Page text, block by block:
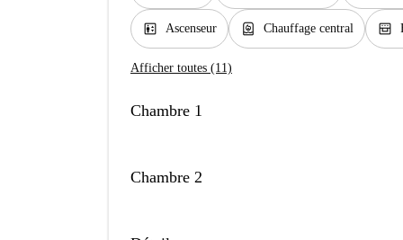
elevator Ascenseur water_heater Chauffage central oven_gen
Afficher toutes (11)
Chambre 1
Chambre 2